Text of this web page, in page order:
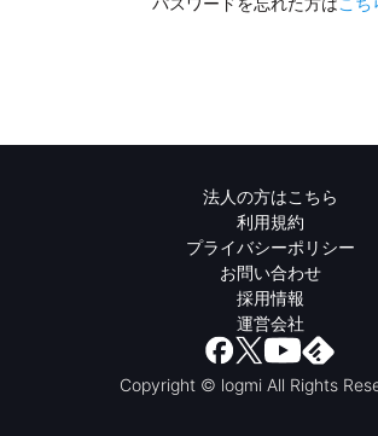
法人の方はこちら
利用規約
プライバシーポリシー
お問い合わせ
採用情報
運営会社
Copyright © logmi All Rights